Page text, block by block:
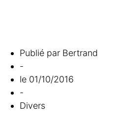
Mon coup
Publié par Bertrand
-
le 01/10/2016
-
Divers